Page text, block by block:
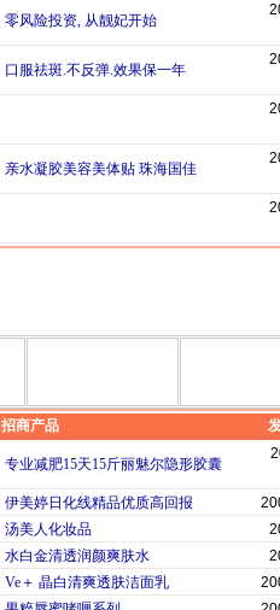
零风险投资, 从靓妃开始
口服祛斑.不反弹.效果保一年
亲水凝胶美容美体贴 珠海国佳
招商产品
专业减肥15天15斤丽魅尔隐形胶囊
伊美婷日化线精品优质高回报
汤美人化妆品
水白金清透润颜爽肤水
Ve＋ 晶白清爽透肤洁面乳